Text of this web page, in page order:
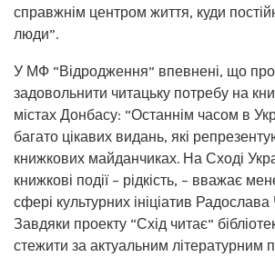
справжнім центром життя, куди
люди”.
У МФ “Відродження” впевнені, що
задовольнити читацьку потребу на
містах Донбасу: “Останнім часом в
багато цікавих видань, які
книжкових майданчиках. На Сході
книжкові події – рідкість, – вважає
сфері культурних ініціатив
Завдяки проекту “Схід читає”
стежити за актуальним літературним